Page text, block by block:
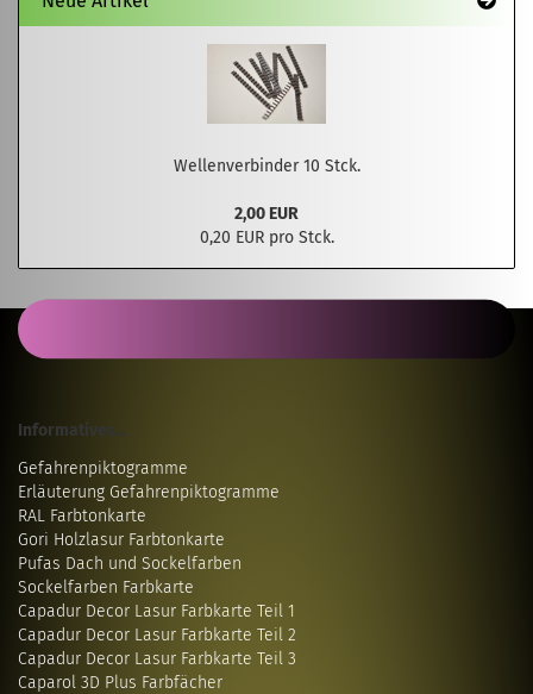
Wellenverbinder 10 Stck.
2,00 EUR
0,20 EUR pro Stck.
Informatives...
Gefahrenpiktogramme
Erläuterung Gefahrenpiktogramme
RAL Farbtonkarte
Gori Holzlasur Farbtonkarte
Pufas Dach und Sockelfarben
Sockelfarben Farbkarte
Capadur Decor Lasur Farbkarte Teil 1
Capadur Decor Lasur Farbkarte Teil 2
Capadur Decor Lasur Farbkarte Teil 3
Caparol 3D Plus Farbfächer